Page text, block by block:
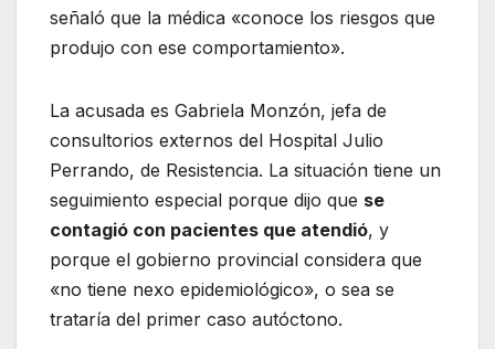
señaló que la médica «conoce los riesgos que
produjo con ese comportamiento».
La acusada es Gabriela Monzón, jefa de
consultorios externos del Hospital Julio
Perrando, de Resistencia. La situación tiene un
seguimiento especial porque dijo que se
contagió con pacientes que atendió, y
porque el gobierno provincial considera que
«no tiene nexo epidemiológico», o sea se
trataría del primer caso autóctono.